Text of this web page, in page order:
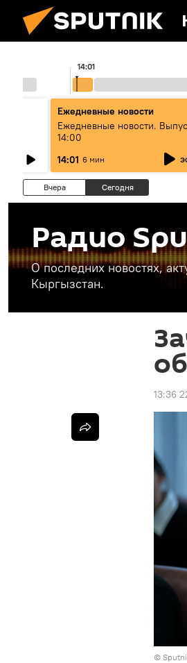
14:01
Ежедневные новости
Ежедневные новости.
14:00
14:01 6 мин
Вчера Сегодня
Радио
О последних новостях,
Кыргызстан.
13:36
©